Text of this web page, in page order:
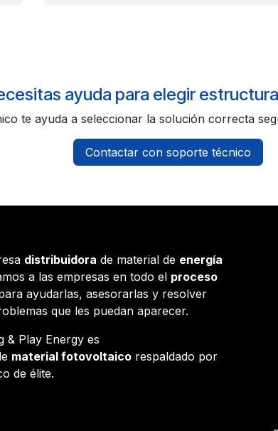
ayuda para elegir
te ayuda a seleccionar la solución correcta
Contactar con soporte técnico
distribuidora de material de energía
a las empresas en todo el proceso
ayudarlas, asesorarlas y resolver
que les puedan aparecer.
& Play Energy es
material fotovoltaico respaldado por
de élite.